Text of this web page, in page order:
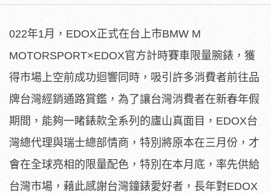
022年1月，EDOX正式在台上市BMW M
MOTORSPORT×EDOX官方計時賽車限量腕錶，獲
得市場上空前成功迴響同時，吸引許多消費者前往品
牌台灣經銷通路賞鑑，為了讓台灣消費者在新春年假
期間，能夠一睹錶款全系列的廬山真面目，EDOX台
灣總代理與瑞士總部情商，特別將原本在三月份，才
會在全球亮相的限量配色，特別在本月底，率先供給
台灣市場，藉此感謝台灣鐘錶愛好者，長年對EDOX